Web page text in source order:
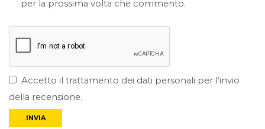
per la prossima volta che commento.
Accetto il trattamento dei dati personali per l’invio
della recensione.